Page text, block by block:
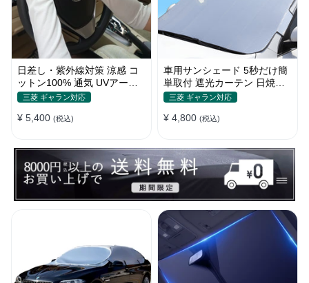
日差し・紫外線対策 涼感 コ
ットン100% 通気 UVアーム
カバー 美活計画
三菱 ギャラン対応
¥ 5,400 (税込)
車用サンシェード 5秒だけ簡
単取付 遮光カーテン 日焼け
対策 断熱 汎用
三菱 ギャラン対応
¥ 4,800 (税込)